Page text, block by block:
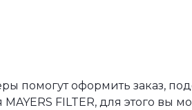
помогут оформить заказ,
FILTER, для этого вы